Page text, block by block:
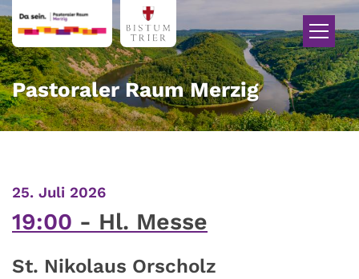
Zum Inhalt springen
Pastoraler Raum Merzig
25. Juli 2026:
19:00 Hl. Messe
St. Nikolaus Orscholz